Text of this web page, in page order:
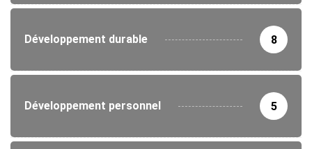
Développement durable 8
Développement personnel 5